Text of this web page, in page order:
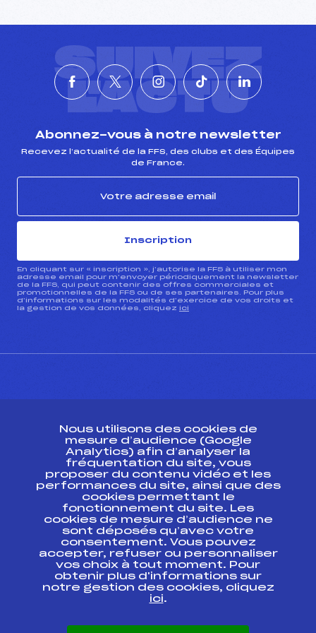
SUIVEZ
L'ACTU
Abonnez-vous à notre newsletter
Recevez l’actualité de la FFS, des clubs et des Équipes
de France.
Inscription
En cliquant sur « inscription », j’autorise la FFS à utiliser mon
adresse email pour m’envoyer périodiquement la newsletter
de la FFS, qui peut contenir des offres commerciales et
promotionnelles de la FFS ou de ses partenaires. Pour plus
d’informations sur les modalités d’exercice de vos droits et
la gestion de vos données, cliquez ici
Ressources
Pass’Neige
Projet sportif fédéral
Projet de performance fédéral
Antidopage
Pôle Développement, Formation, Suivi
Scientifique
Listes ministérielles
Pôle vie de l’athlète
Enseignement professionnel
Nous utilisons des cookies de
mesure d’audience (Google
Analytics) afin d’analyser la
fréquentation du site, vous
proposer du contenu vidéo et les
performances du site, ainsi que des
cookies permettant le
fonctionnement du site. Les
cookies de mesure d’audience ne
sont déposés qu’avec votre
consentement. Vous pouvez
accepter, refuser ou personnaliser
vos choix à tout moment. Pour
obtenir plus d'informations sur
notre gestion des cookies, cliquez
ici.